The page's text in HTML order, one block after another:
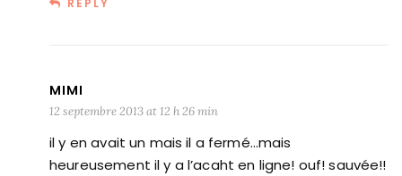
REPLY
MIMI
12 septembre 2013 at 12 h 26 min
il y en avait un mais il a fermé…mais
heureusement il y a l’acaht en ligne! ouf! sauvée!!